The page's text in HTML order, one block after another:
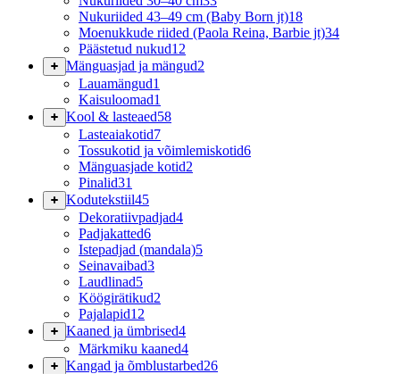
Nukuriided 43–49 cm (Baby Born jt)18
Moenukkude riided (Paola Reina, Barbie jt)34
Päästetud nukud12
Mänguasjad ja mängud2
Lauamängud1
Kaisuloomad1
Kool & lasteaed58
Lasteaiakotid7
Tossukotid ja võimlemiskotid6
Mänguasjade kotid2
Pinalid31
Kodutekstiil45
Dekoratiivpadjad4
Padjakatted6
Istepadjad (mandala)5
Seinavaibad3
Laudlinad5
Köögirätikud2
Pajalapid12
Kaaned ja ümbrised4
Märkmiku kaaned4
Kangad ja õmblustarbed26